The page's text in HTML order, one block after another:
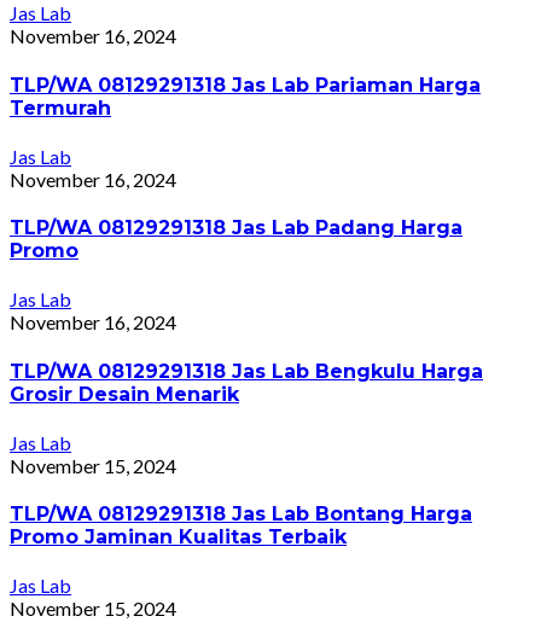
Jas Lab
November 16, 2024
TLP/WA 08129291318 Jas Lab Pariaman Harga
Termurah
Jas Lab
November 16, 2024
TLP/WA 08129291318 Jas Lab Padang Harga
Promo
Jas Lab
November 16, 2024
TLP/WA 08129291318 Jas Lab Bengkulu Harga
Grosir Desain Menarik
Jas Lab
November 15, 2024
TLP/WA 08129291318 Jas Lab Bontang Harga
Promo Jaminan Kualitas Terbaik
Jas Lab
November 15, 2024